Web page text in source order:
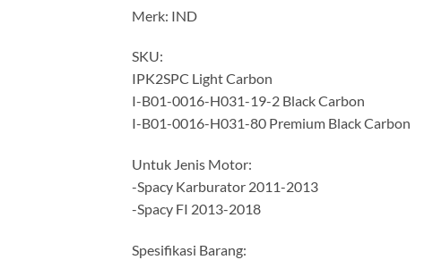
Merk: IND
SKU:
IPK2SPC Light Carbon
I-B01-0016-H031-19-2 Black Carbon
I-B01-0016-H031-80 Premium Black Carbon
Untuk Jenis Motor:
-Spacy Karburator 2011-2013
-Spacy FI 2013-2018
Spesifikasi Barang: